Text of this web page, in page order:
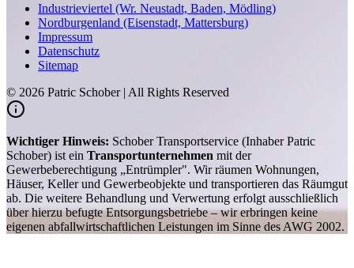
Industrieviertel (Wr. Neustadt, Baden, Mödling)
Nordburgenland (Eisenstadt, Mattersburg)
Impressum
Datenschutz
Sitemap
© 2026 Patric Schober | All Rights Reserved
Wichtiger Hinweis: Schober Transportservice (Inhaber Patric
Schober) ist ein Transportunternehmen mit der
Gewerbeberechtigung „Entrümpler". Wir räumen Wohnungen,
Häuser, Keller und Gewerbeobjekte und transportieren das Räumgut
ab. Die weitere Behandlung und Verwertung erfolgt ausschließlich
über hierzu befugte Entsorgungsbetriebe – wir erbringen keine
eigenen abfallwirtschaftlichen Leistungen im Sinne des AWG 2002.